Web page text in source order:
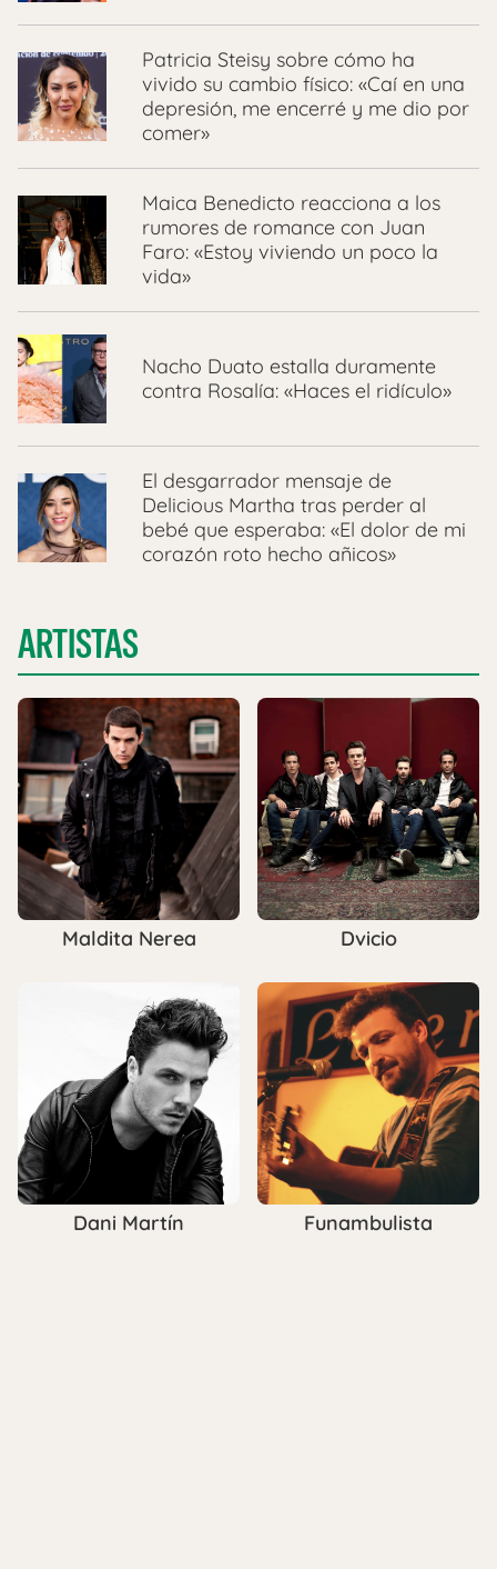
Patricia Steisy sobre cómo ha
vivido su cambio físico: «Caí en una
depresión, me encerré y me dio por
comer»
Maica Benedicto reacciona a los
rumores de romance con Juan
Faro: «Estoy viviendo un poco la
vida»
Nacho Duato estalla duramente
contra Rosalía: «Haces el ridículo»
El desgarrador mensaje de
Delicious Martha tras perder al
bebé que esperaba: «El dolor de mi
corazón roto hecho añicos»
ARTISTAS
Maldita Nerea Dvicio
Dani Martín Funambulista